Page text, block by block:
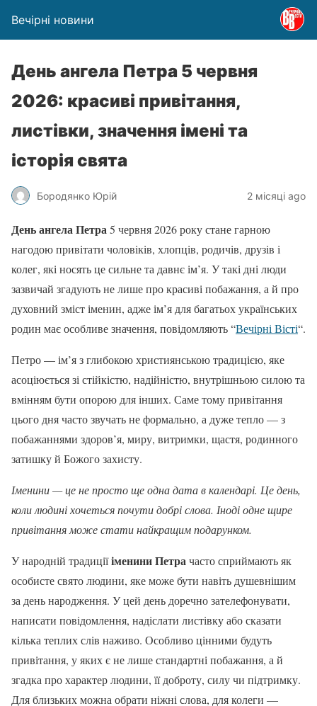
Вечірні новини
День ангела Петра 5 червня
2026: красиві привітання,
листівки, значення імені та
історія свята
Бородянко Юрій 2 місяці ago
День ангела Петра5 червня 2026 року стане гарною
нагодою привітати чоловіків, хлопців, родичів, друзів і
колег, які носять це сильне та давнє ім’я. У такі дні люди
зазвичай згадують не лише про красиві побажання, а й про
духовний зміст іменин, адже ім’я для багатьох українських
родин має особливе значення, повідомляють “Вечірні Вісті“.
Петро — ім’я з глибокою християнською традицією, яке
асоціюється зі стійкістю, надійністю, внутрішньою силою та
вмінням бути опорою для інших. Саме тому привітання
цього дня часто звучать не формально, а дуже тепло — з
побажаннями здоров’я, миру, витримки, щастя, родинного
затишку й Божого захисту.
Іменини — це не просто ще одна дата в календарі. Це день,
коли людині хочеться почути добрі слова. Іноді одне щире
привітання може стати найкращим подарунком.
У народній традиціїіменини Петрачасто сприймають як
особисте свято людини, яке може бути навіть душевнішим
за день народження. У цей день доречно зателефонувати,
написати повідомлення, надіслати листівку або сказати
кілька теплих слів наживо. Особливо цінними будуть
привітання, у яких є не лише стандартні побажання, а й
згадка про характер людини, її доброту, силу чи підтримку.
Для близьких можна обрати ніжні слова, для колеги —